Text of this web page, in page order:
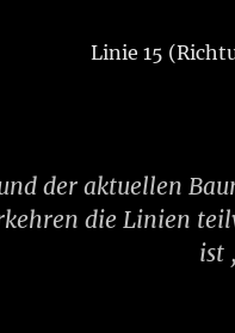
Linie 15
der aktuellen
die Linien
ist